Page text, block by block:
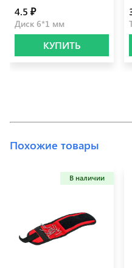
4.5 ₽
Диск 6*1 мм
КУПИТЬ
Похожие товары
В наличии